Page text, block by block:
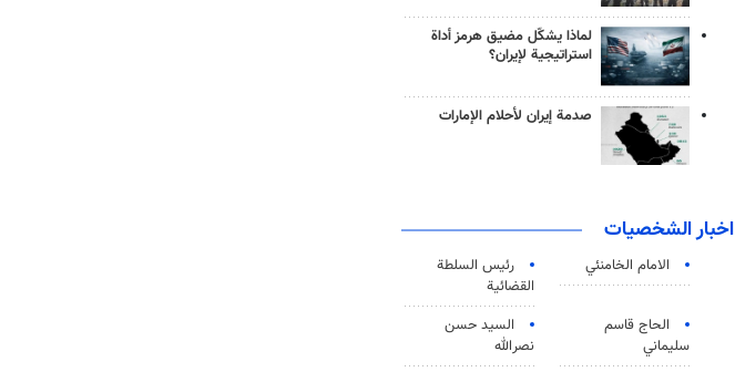
لماذا يشكّل مضيق هرمز أداة
استراتيجية لإيران؟
صدمة إيران لأحلام الإمارات
اخبار الشخصيات
الامام الخامنئي
رئیس السلطة
القضائیة
الحاج قاسم
سليماني
السيد حسن
نصرالله